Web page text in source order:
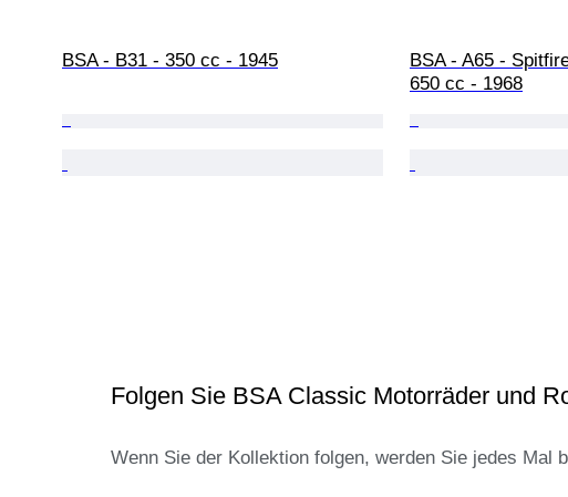
BSA - B31 - 350 cc - 1945
BSA - A65 -
650 cc - 1968
Folgen Sie BSA Classic Motorräder und
Wenn Sie der Kollektion folgen, werden Sie jedes Mal